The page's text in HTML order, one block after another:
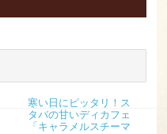
寒い日にピッタリ！ス
タバの甘いディカフェ
「キャラメルスチーマ